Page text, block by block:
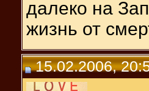
далеко на
жизнь от
15.02.2006,